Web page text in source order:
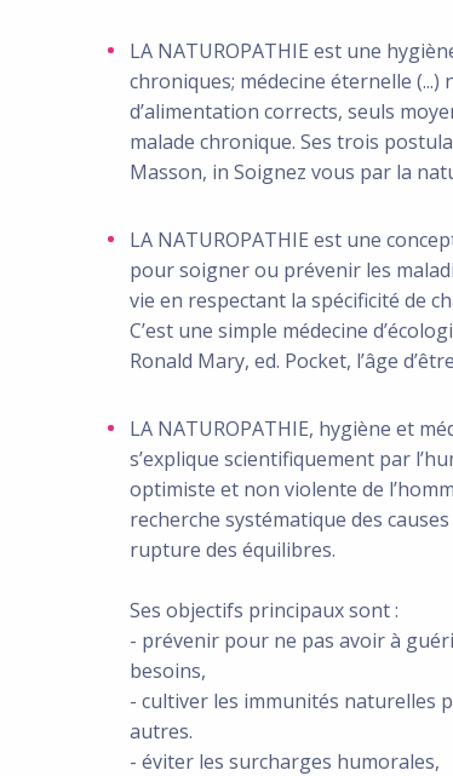
LA NATUROPATHIE est une
chroniques; médecine éternelle
d’alimentation corrects, seuls
malade chronique. Ses trois
Masson, in Soignez vous par la
LA NATUROPATHIE est une
pour soigner ou prévenir les
vie en respectant la spécificité de
C’est une simple médecine
Ronald Mary, ed. Pocket, l’âge
LA NATUROPATHIE, hygiène et
s’explique scientifiquement par
optimiste et non violente de
recherche systématique des
rupture des équilibres.
Ses objectifs principaux sont :
- prévenir pour ne pas avoir à
besoins,
- cultiver les immunités naturelles
autres.
- éviter les surcharges humorales,